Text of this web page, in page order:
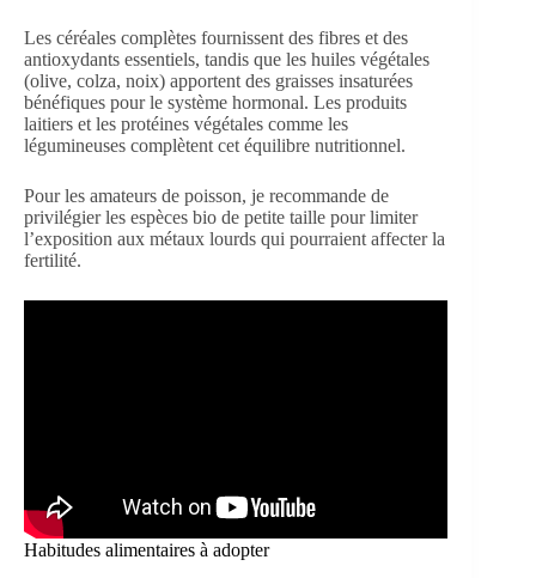
Les céréales complètes fournissent des fibres et des
antioxydants essentiels, tandis que les huiles végétales
(olive, colza, noix) apportent des graisses insaturées
bénéfiques pour le système hormonal. Les produits
laitiers et les protéines végétales comme les
légumineuses complètent cet équilibre nutritionnel.
Pour les amateurs de poisson, je recommande de
privilégier les espèces bio de petite taille pour limiter
l’exposition aux métaux lourds qui pourraient affecter la
fertilité.
Habitudes alimentaires à adopter